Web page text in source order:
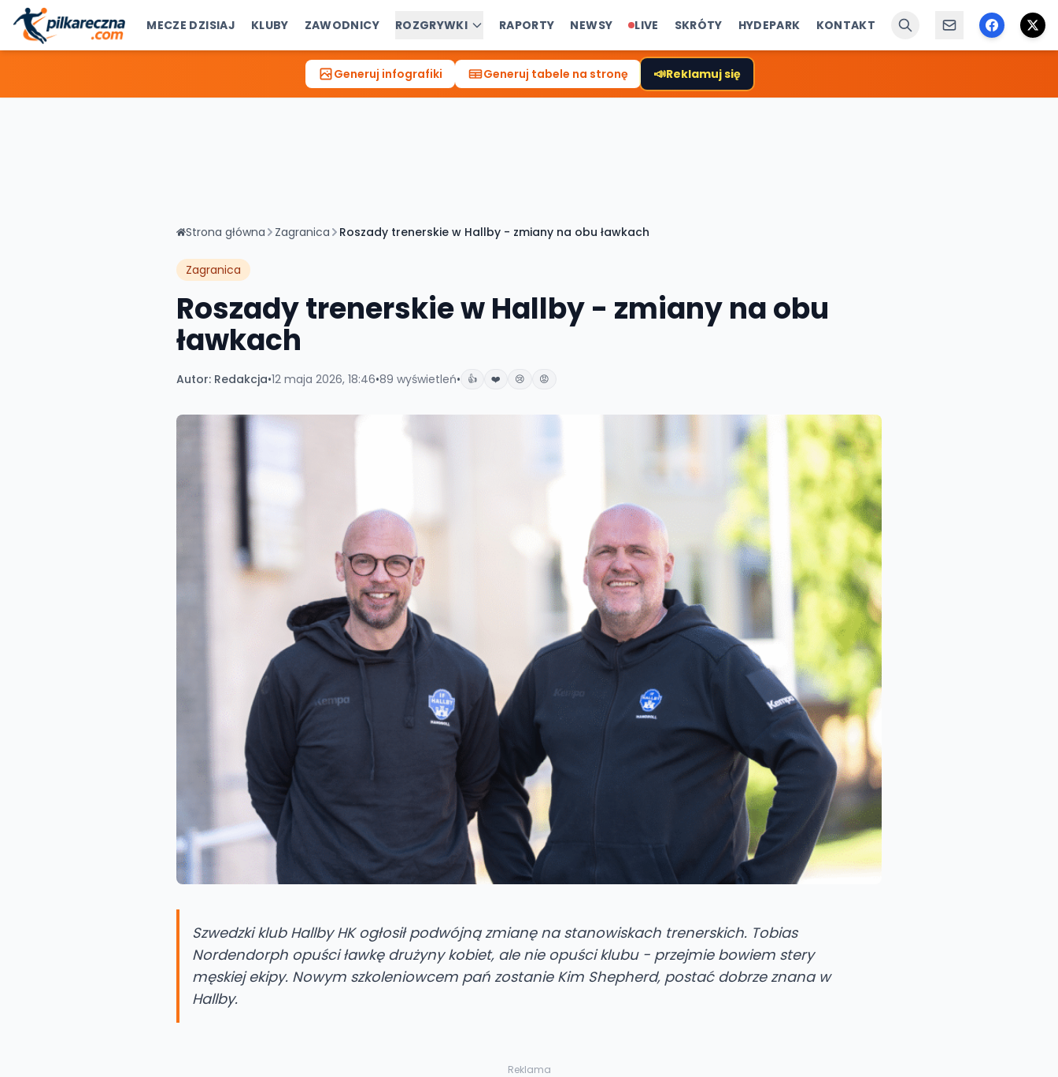
MECZE DZISIAJ KLUBY ZAWODNICY ROZGRYWKI RAPORTY NEWSY LIVE SKRÓTY HYDEPARK KONTAKT
Generuj infografiki Generuj tabele na stronę 📣Reklamuj się
Strona główna Zagranica Roszady trenerskie w Hallby - zmiany na obu ławkach
Zagranica
Roszady trenerskie w Hallby - zmiany na obu
ławkach
Autor: Redakcja•12 maja 2026, 18:46•89 wyświetleń• 👍 ❤️ 😢 😡
Szwedzki klub Hallby HK ogłosił podwójną zmianę na stanowiskach trenerskich. Tobias
Nordendorph opuści ławkę drużyny kobiet, ale nie opuści klubu - przejmie bowiem stery
męskiej ekipy. Nowym szkoleniowcem pań zostanie Kim Shepherd, postać dobrze znana w
Hallby.
Reklama